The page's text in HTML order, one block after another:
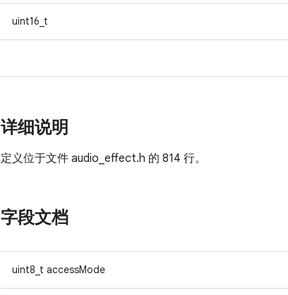
uint16_t
详细说明
定义位于文件 audio_effect.h 的 814 行。
字段文档
uint8_t accessMode